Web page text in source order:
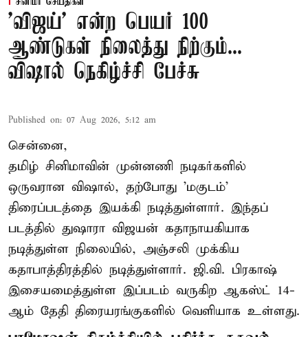
'விஜய்' என்ற பெயர் 100
ஆண்டுகள் நிலைத்து நிற்கும்...
விஷால் நெகிழ்ச்சி பேச்சு
Published on: 07 Aug 2026, 5:12 am
சென்னை,
தமிழ் சினிமாவின் முன்னணி நடிகர்களில்
ஒருவரான விஷால், தற்போது 'மகுடம்'
திரைப்படத்தை இயக்கி நடித்துள்ளார். இந்தப்
படத்தில் துஷாரா விஜயன் கதாநாயகியாக
நடித்துள்ள நிலையில், அஞ்சலி முக்கிய
கதாபாத்திரத்தில் நடித்துள்ளார். ஜி.வி. பிரகாஷ்
இசையமைத்துள்ள இப்படம் வருகிற ஆகஸ்ட் 14-
ஆம் தேதி திரையரங்குகளில் வெளியாக உள்ளது.